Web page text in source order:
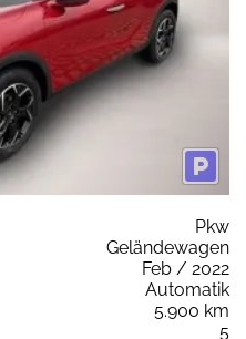
Pkw
Geländewagen
Feb / 2022
Automatik
5.900 km
5